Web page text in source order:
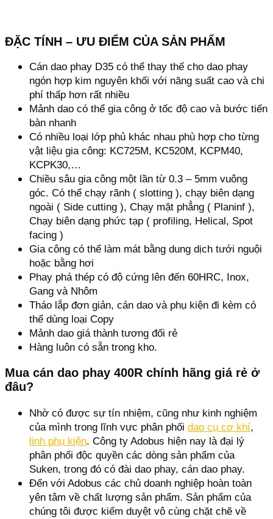
ĐẶC TÍNH – ƯU ĐIỂM CỦA SẢN PHẨM
Cán dao phay D35 có thể thay thế cho dao phay
ngón hợp kim nguyên khối với năng suất cao và chi
phí thấp hơn rất nhiều
Mảnh dao có thể gia công ở tốc độ cao và bước tiến
bàn nhanh
Có nhiều loại lớp phủ khác nhau phù hợp cho từng
vật liệu gia công: KC725M, KC520M, KCPM40,
KCPK30,…
Chiều sâu gia công một lần từ 0.3 – 5mm vuông
góc. Có thể chạy rãnh ( slotting ), chạy biên dạng
ngoài ( Side cutting ), Chạy mặt phẳng ( Planinf ),
Chạy biên dạng phức tạp ( profiling, Helical, Spot
facing )
Gia công có thể làm mát bằng dung dịch tưới nguội
hoặc bằng hơi
Phay phá thép có độ cứng lên đến 60HRC, Inox,
Gang và Nhôm
Tháo lắp đơn giản, cán dao và phụ kiện đi kèm có
thể dùng loại Copy
Mảnh dao giá thành tương đối rẻ
Hàng luôn có sẵn trong kho.
Mua cán dao phay 400R chính hãng giá rẻ ở
đâu?
Nhờ có được sự tín nhiệm, cũng như kinh nghiệm
của mình trong lĩnh vực phân phối dao cụ cơ khí,
linh phụ kiện. Công ty Adobus hiện nay là đại lý
phân phối độc quyền các dòng sản phẩm của
Suken, trong đó có đài dao phay, cán dao phay.
Đến với Adobus các chủ doanh nghiệp hoàn toàn
yên tâm về chất lượng sản phẩm. Sản phẩm của
chúng tôi được kiểm duyệt vô cùng chặt chẽ về